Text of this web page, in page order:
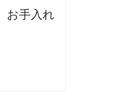
お手入れ